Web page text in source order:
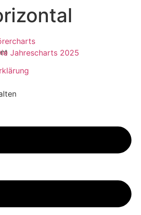
Jahrescharts 2025